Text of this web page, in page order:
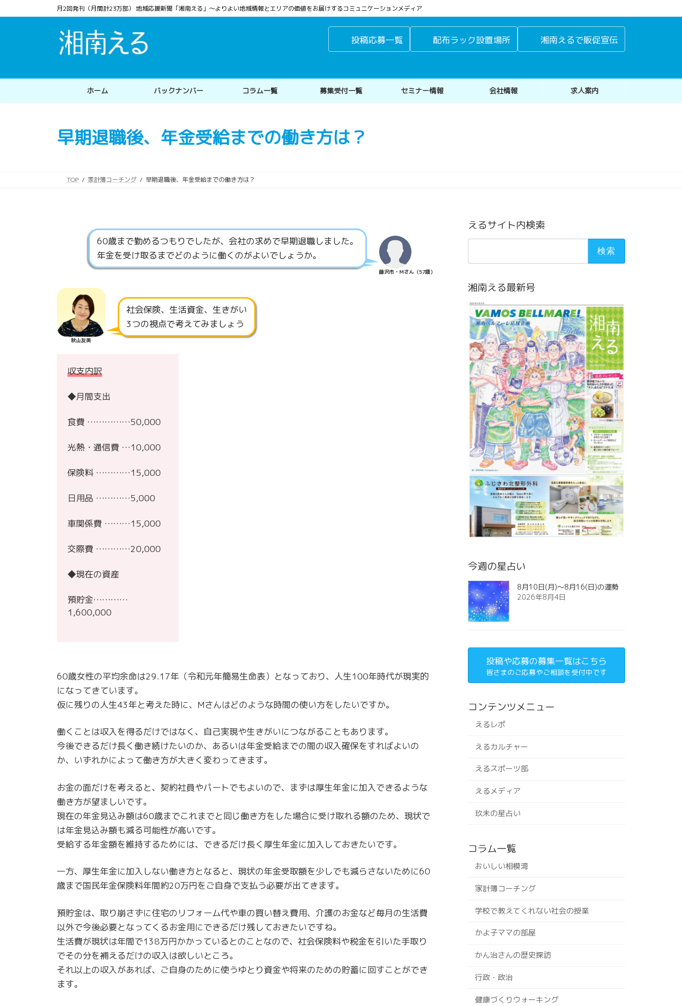
ン
ス
ビ
ン
月2回発刊（月間計23万部） 地域応援新聞「湘南える」〜よりよい地域情報とエリアの価値をお届けするコミュニケーションメディア
投稿応募一覧 配布ラック設置場所 湘南えるで販促宣伝
ホーム バックナンバー コラム一覧 募集受付一覧 セミナー情報 会社情報 求人案内
早期退職後、年金受給までの働き方は？
TOP 家計簿コーチング 早期退職後、年金受給までの働き方は？
60歳まで勤めるつもりでしたが、会社の求めで早期退職しました。
年金を受け取るまでどのように働くのがよいでしょうか。
藤沢市・Mさん（57歳）
秋山友美
社会保険、生活資金、生きがい
3つの視点で考えてみましょう
収支内訳
◆月間支出
食費 ……………50,000
光熱・通信費 …10,000
保険料 …………15,000
日用品 …………5,000
車関係費 ………15,000
交際費 …………20,000
◆現在の資産
預貯金…………
1,600,000
60歳女性の平均余命は29.17年（令和元年簡易生命表）となっており、人生100年時代が現実的
になってきています。
仮に残りの人生43年と考えた時に、Mさんはどのような時間の使い方をしたいですか。
働くことは収入を得るだけではなく、自己実現や生きがいにつながることもあります。
今後できるだけ長く働き続けたいのか、あるいは年金受給までの間の収入確保をすればよいの
か、いずれかによって働き方が大きく変わってきます。
お金の面だけを考えると、契約社員やパートでもよいので、まずは厚生年金に加入できるような
働き方が望ましいです。
現在の年金見込み額は60歳までこれまでと同じ働き方をした場合に受け取れる額のため、現状で
は年金見込み額も減る可能性が高いです。
受給する年金額を維持するためには、できるだけ長く厚生年金に加入しておきたいです。
一方、厚生年金に加入しない働き方となると、現状の年金受取額を少しでも減らさないために60
歳まで国民年金保険料年間約20万円をご自身で支払う必要が出てきます。
預貯金は、取り崩さずに住宅のリフォーム代や車の買い替え費用、介護のお金など毎月の生活費
以外で今後必要となってくるお金用にできるだけ残しておきたいですね。
生活費が現状は年間で138万円かかっているとのことなので、社会保険料や税金を引いた手取り
でその分を補えるだけの収入は欲しいところ。
それ以上の収入があれば、ご自身のために使うゆとり資金や将来のための貯蓄に回すことができ
ます。
えるサイト内検索
湘南える最新号
今週の星占い
8月10日(月)～8月16(日)の運勢
2026年8月4日
投稿や応募の募集一覧はこちら
皆さまのご応募やご相談を受付中です
コンテンツメニュー
えるレポ
えるカルチャー
えるスポーツ部
えるメディア
玖未の星占い
コラム一覧
おいしい相模湾
家計簿コーチング
学校で教えてくれない社会の授業
かよ子ママの部屋
かん治さんの歴史探訪
行政・政治
健康づくりウォーキング